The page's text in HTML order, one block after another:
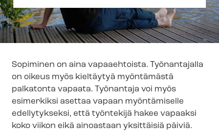
Sopiminen on aina vapaaehtoista. Työnantajalla
on oikeus myös kieltäytyä myöntämästä
palkatonta vapaata. Työnantaja voi myös
esimerkiksi asettaa vapaan myöntämiselle
edellytykseksi, että työntekijä hakee vapaaksi
koko viikon eikä ainoastaan yksittäisiä päiviä.